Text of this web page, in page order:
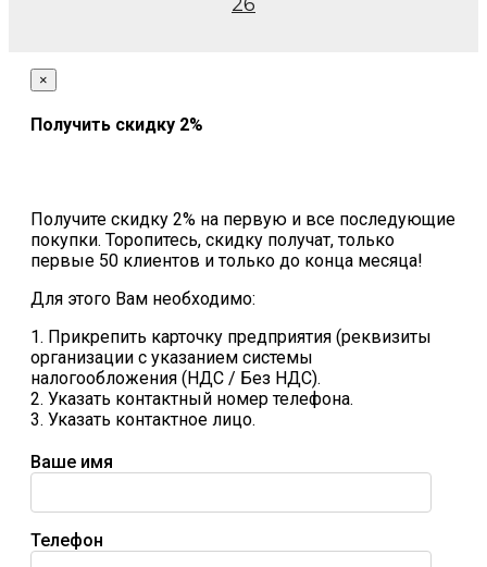
×
Получить скидку 2%
Получите скидку 2% на первую и все последующие
покупки. Торопитесь, скидку получат, только
первые 50 клиентов и только до конца месяца!
Для этого Вам необходимо:
1. Прикрепить карточку предприятия (реквизиты
организации с указанием системы
налогообложения (НДС / Без НДС).
2. Указать контактный номер телефона.
3. Указать контактное лицо.
Ваше имя
Телефон